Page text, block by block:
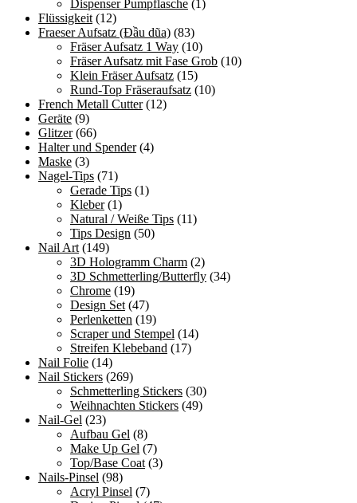
Dispenser Pumpflasche (1)
Flüssigkeit (12)
Fraeser Aufsatz (Đầu dũa) (83)
Fräser Aufsatz 1 Way (10)
Fräser Aufsatz mit Fase Grob (10)
Klein Fräser Aufsatz (15)
Rund-Top Fräseraufsatz (10)
French Metall Cutter (12)
Geräte (9)
Glitzer (66)
Halter und Spender (4)
Maske (3)
Nagel-Tips (71)
Gerade Tips (1)
Kleber (1)
Natural / Weiße Tips (11)
Tips Design (50)
Nail Art (149)
3D Hologramm Charm (2)
3D Schmetterling/Butterfly (34)
Chrome (19)
Design Set (47)
Perlenketten (19)
Scraper und Stempel (14)
Streifen Klebeband (17)
Nail Folie (14)
Nail Stickers (269)
Schmetterling Stickers (30)
Weihnachten Stickers (49)
Nail-Gel (23)
Aufbau Gel (8)
Make Up Gel (7)
Top/Base Coat (3)
Nails-Pinsel (98)
Acryl Pinsel (7)